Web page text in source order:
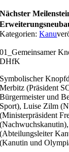
Nächster
Kategorien:Kanu
01_Gemeinsamer
DHfK
Symbolischer
Merbitz (Präsident
Bürgermeister und
Sport), Luise Zilm
(Ministerpräsident
(Abteilungsleiter
(Kanutin und